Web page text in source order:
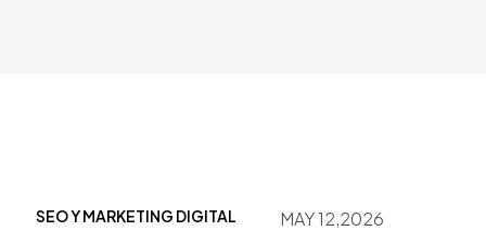
SEO Y MARKETING DIGITAL MAY 12,2026